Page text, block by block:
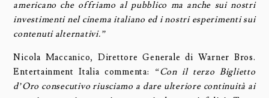
americano che offriamo al pubblico ma anche sui nostri
investimenti nel cinema italiano ed i nostri esperimenti sui
contenuti alternativi.”
Nicola Maccanico, Direttore Generale di Warner Bros.
Entertainment Italia commenta:
“Con il terzo Biglietto
d’Oro consecutivo riusciamo a dare ulteriore continuità ai